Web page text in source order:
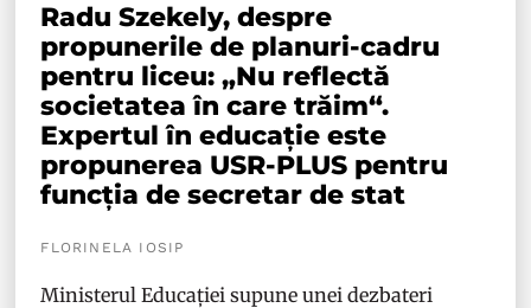
Radu Szekely, despre
propunerile de planuri-cadru
pentru liceu: „Nu reflectă
societatea în care trăim“.
Expertul în educație este
propunerea USR-PLUS pentru
funcția de secretar de stat
FLORINELA IOSIP
Ministerul Educației supune unei dezbateri